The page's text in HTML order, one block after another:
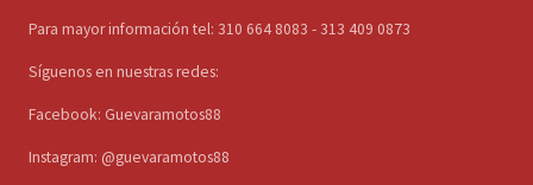
Para mayor información tel: 310 664 8083 - 313 409 0873
Síguenos en nuestras redes:
Facebook: Guevaramotos88
Instagram: @guevaramotos88